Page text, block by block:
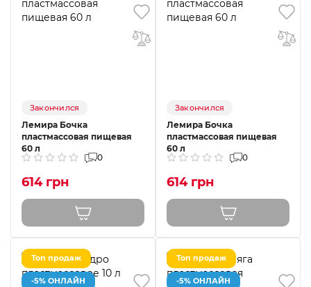
Закончился
Лемира Бочка
пластмассовая пищевая
60 л
0
614 грн
Закончился
Лемира Бочка
пластмассовая пищевая
60 л
0
614 грн
Топ продаж
-5% ОНЛАЙН
Топ продаж
-5% ОНЛАЙН